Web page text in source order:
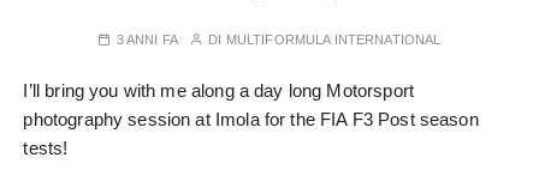
3 ANNI FA DI MULTIFORMULA INTERNATIONAL
I’ll bring you with me along a day long Motorsport
photography session at Imola for the FIA F3 Post season
tests!